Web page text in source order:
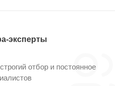
эксперты
отбор и постоянное